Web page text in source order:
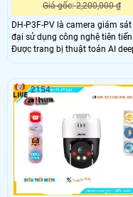
Giá gốc: 2,200,000 ₫
DH-P3F-PV là camera giám sát
đại sử dụng công nghệ tiên tiến.
Được trang bị thuật toán AI
learning, camera có khả năng
chính xác. Với kết nối Wifi IP,
có thiết kế có thể nhìn có màu
đêm bằng đèn LeD trợ sáng
2154